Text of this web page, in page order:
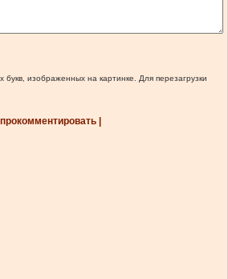
букв, изображенных на картинке. Для перезагрузки
|